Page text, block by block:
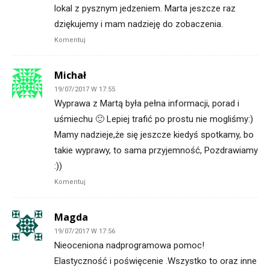
lokal z pysznym jedzeniem. Marta jeszcze raz
dziękujemy i mam nadzieję do zobaczenia.
Komentuj
Michał
19/07/2017 W 17:55
Wyprawa z Martą była pełna informacji, porad i
uśmiechu 🙂 Lepiej trafić po prostu nie mogliśmy:)
Mamy nadzieje,że się jeszcze kiedyś spotkamy, bo
takie wyprawy, to sama przyjemność, Pozdrawiamy
:))
Komentuj
Magda
19/07/2017 W 17:56
Nieoceniona nadprogramowa pomoc!
Elastyczność i poświęcenie .Wszystko to oraz inne